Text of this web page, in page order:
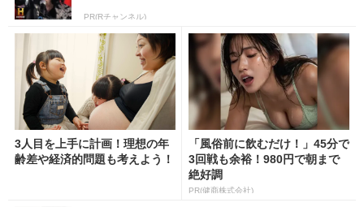
PR(Rチャンネル)
3人目を上手に計画！理想の年
齢差や経済的問題も考えよう！
「風俗前に飲むだけ！」45分で
3回戦も余裕！980円で朝まで
絶好調
PR(健商株式会社)